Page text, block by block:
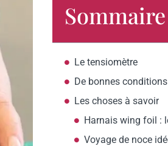
Sommaire
Le tensiomètre
De bonnes conditions
Les choses à savoir